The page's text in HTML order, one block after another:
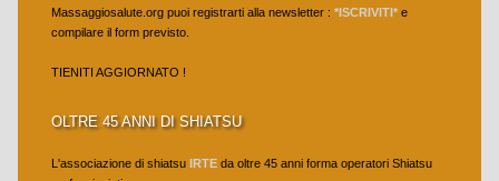
Arti Marziali-Karate
Massaggiosalute.org puoi registrarti alla newsletter : *ISCRIVITI*e
compilare il form previsto.
TIENITI AGGIORNATO !
OLTRE 45 ANNI DI SHIATSU
L'associazione di shiatsu IRTE da oltre 45 anni forma operatori Shiatsu